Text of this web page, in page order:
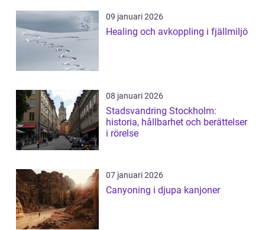
09 januari 2026
Healing och avkoppling i fjällmiljö
08 januari 2026
Stadsvandring Stockholm:
historia, hållbarhet och berättelser
i rörelse
07 januari 2026
Canyoning i djupa kanjoner